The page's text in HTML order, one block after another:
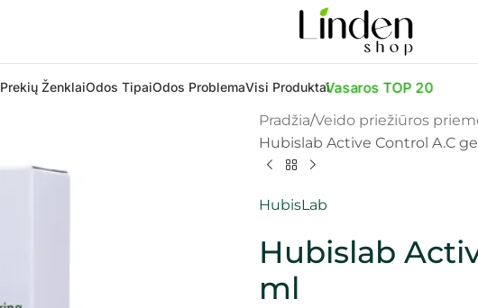
Prekių ŽenklaiOdos TipaiOdos ProblemaVisi ProduktaiVasaros TOP 20
Pradžia Veido priežiūros
Hubislab Active Control A.C
HubisLab
Hubislab
ml